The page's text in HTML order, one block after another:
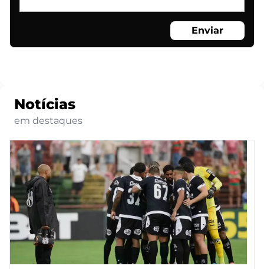
Enviar
Notícias
em destaques